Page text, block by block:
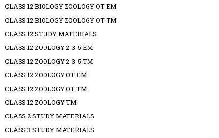
CLASS 12 BIOLOGY ZOOLOGY OT EM
CLASS 12 BIOLOGY ZOOLOGY OT TM
CLASS 12 STUDY MATERIALS
CLASS 12 ZOOLOGY 2-3-5 EM
CLASS 12 ZOOLOGY 2-3-5 TM
CLASS 12 ZOOLOGY OT EM
CLASS 12 ZOOLOGY OT TM
CLASS 12 ZOOLOGY TM
CLASS 2 STUDY MATERIALS
CLASS 3 STUDY MATERIALS